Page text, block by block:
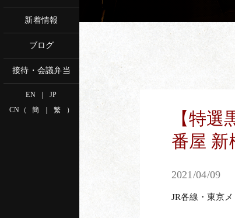
新着情報
ブログ
接待・会議弁当
EN
JP
CN （ 簡 繁 ）
【特
番屋 新
2021/04/09
JR各線・東京